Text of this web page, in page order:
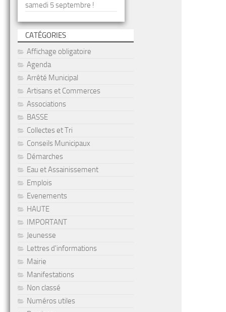
samedi 5 septembre !
CATÉGORIES
Affichage obligatoire
Agenda
Arrêté Municipal
Artisans et Commerces
Associations
BASSE
Collectes et Tri
Conseils Municipaux
Démarches
Eau et Assainissement
Emplois
Evenements
HAUTE
IMPORTANT
Jeunesse
Lettres d'informations
Mairie
Manifestations
Non classé
Numéros utiles